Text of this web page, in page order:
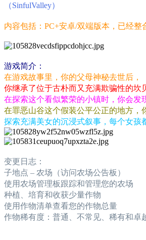
（SinfulValley）
内容包括：PC+安卓/双端版本，已经整
游戏简介：
在游戏故事里，你的父母神秘去世后，
你继承了位于古朴而又充满欺骗性的坎
在探索这个看似繁荣的小镇时，你会
在罪恶山谷这个假装公平公正的地方
探索充满美女的沉浸式叙事，每个女孩
变更日志：
子地点 – 农场（访问农场公告板）
使用农场管理板跟踪和管理您的农场
种植、培育和收获少量作物
使用作物清单查看您的作物总量
作物稀有度：普通、不常见、稀有和卓